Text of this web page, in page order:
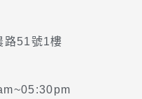
路51號1樓